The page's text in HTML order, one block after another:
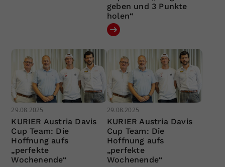
geben und 3 Punkte
holen“
29.08.2025
KURIER Austria Davis
Cup Team: Die
Hoffnung aufs
„perfekte
Wochenende“
29.08.2025
KURIER Austria Davis
Cup Team: Die
Hoffnung aufs
„perfekte
Wochenende“